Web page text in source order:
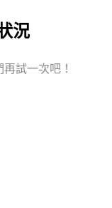
況
試一次吧！